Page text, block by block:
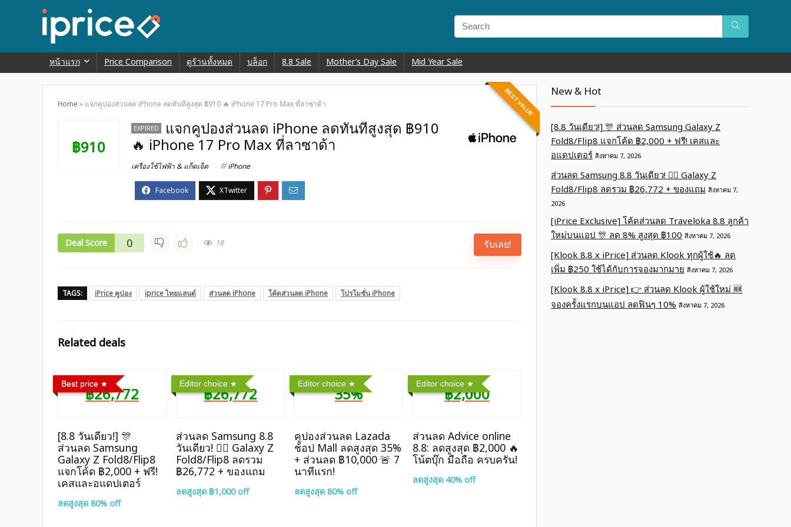
หน้าแรก Price Comparison ดูร้านทั้งหมด บล็อก 8.8 Sale Mother’s Day Sale Mid Year Sale
Home » แจกคูปองส่วนลด iPhone ลดทันทีสูงสุด ฿910 🔥 iPhone 17 Pro Max ที่ลาซาด้า BEST VALUE
฿910
EXPIRED
แจกคูปองส่วนลด iPhone ลดทันทีสูงสุด ฿910
🔥 iPhone 17 Pro Max ที่ลาซาด้า
เครื่องใช้ไฟฟ้า & แก็ดเจ็ต iPhone
Deal Score 0 18 รับเลย!
TAGS: iPrice คูปอง iprice ไทยแลนด์ ส่วนลด iPhone โค้ดส่วนลด iPhone โปรโมชั่น iPhone
Related deals
Best price
฿26,772
[8.8 วันเดียว!] 🎊
ส่วนลด Samsung
Galaxy Z Fold8/Flip8
แจกโค้ด ฿2,000 + ฟรี!
เคสและอแดปเตอร์
ลดสูงสุด 80% off
Editor choice
฿26,772
ส่วนลด Samsung 8.8
วันเดียว! ❤️‍🔥 Galaxy Z
Fold8/Flip8 ลดรวม
฿26,772 + ของแถม
ลดสูงสุด ฿1,000 off
Editor choice
35%
คูปองส่วนลด Lazada
ช้อป Mall ลดสูงสุด 35%
+ ส่วนลด ฿10,000 🚨 7
นาทีแรก!
ลดสูงสุด 80% off
Editor choice
฿2,000
ส่วนลด Advice online
8.8: ลดสูงสุด ฿2,000 🔥
โน้ตบุ๊ก มือถือ ครบครัน!
ลดสูงสุด 40% off
New & Hot
[8.8 วันเดียว!] 🎊 ส่วนลด Samsung Galaxy Z
Fold8/Flip8 แจกโค้ด ฿2,000 + ฟรี! เคสและ
อแดปเตอร์ สิงหาคม 7, 2026
ส่วนลด Samsung 8.8 วันเดียว! ❤️‍🔥 Galaxy Z
Fold8/Flip8 ลดรวม ฿26,772 + ของแถม สิงหาคม 7,
2026
[iPrice Exclusive] โค้ดส่วนลด Traveloka 8.8 ลูกค้า
ใหม่บนแอป 🎊 ลด 8% สูงสุด​ ฿100 สิงหาคม 7, 2026
[Klook 8.8 x iPrice] ส่วนลด Klook ทุกผู้ใช้🔥 ลด
เพิ่ม ฿250 ใช้ได้กับการจองมากมาย สิงหาคม 7, 2026
[Klook 8.8 x iPrice] 👉 ส่วนลด Klook ผู้ใช้ใหม่ 🆕
จองครั้งแรกบนแอป ลดฟินๆ 10% สิงหาคม 7, 2026